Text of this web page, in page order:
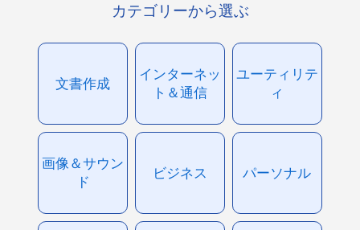
カテゴリーから選ぶ
文書作成
インターネッ
ト＆通信
ユーティリテ
ィ
画像＆サウン
ド
ビジネス パーソナル